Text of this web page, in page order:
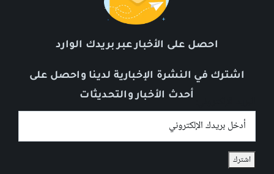
احصل على الأخبار عبر بريدك الوارد
اشترك في النشرة الإخبارية لدينا واحصل على
أحدث الأخبار والتحديثات